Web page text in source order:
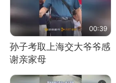
00:39
孙子考取上海交大爷爷感
谢亲家母